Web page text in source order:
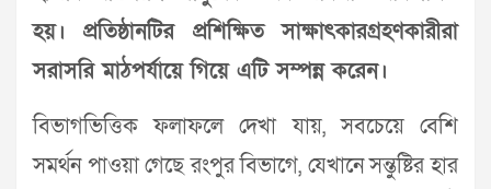
হয়। প্রতিষ্ঠানটির প্রশিক্ষিত সাক্ষাৎকারগ্রহণকারীরা
সরাসরি মাঠপর্যায়ে গিয়ে এটি সম্পন্ন করেন।
বিভাগভিত্তিক ফলাফলে দেখা যায়, সবচেয়ে বেশি
সমর্থন পাওয়া গেছে রংপুর বিভাগে, যেখানে সন্তুষ্টির হার